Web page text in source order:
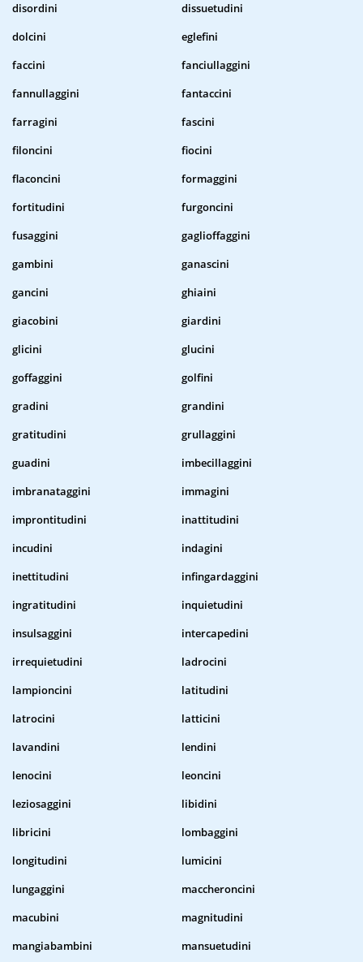
disordini
dissuetudini
dolcini
eglefini
faccini
fanciullaggini
fannullaggini
fantaccini
farragini
fascini
filoncini
fiocini
flaconcini
formaggini
fortitudini
furgoncini
fusaggini
gaglioffaggini
gambini
ganascini
gancini
ghiaini
giacobini
giardini
glicini
glucini
goffaggini
golfini
gradini
grandini
gratitudini
grullaggini
guadini
imbecillaggini
imbranataggini
immagini
improntitudini
inattitudini
incudini
indagini
inettitudini
infingardaggini
ingratitudini
inquietudini
insulsaggini
intercapedini
irrequietudini
ladrocini
lampioncini
latitudini
latrocini
latticini
lavandini
lendini
lenocini
leoncini
leziosaggini
libidini
libricini
lombaggini
longitudini
lumicini
lungaggini
maccheroncini
macubini
magnitudini
mangiabambini
mansuetudini